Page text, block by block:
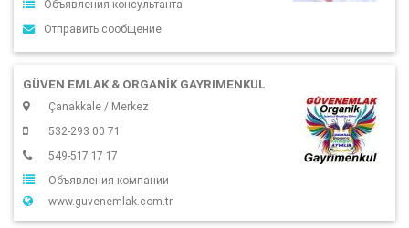
Объявления консультанта
Отправить сообщение
GÜVEN EMLAK & ORGANIK GAYRIMENKUL
Çanakkale / Merkez
532-293 00 71
549-517 17 17
Объявления компании
www.guvenemlak.com.tr